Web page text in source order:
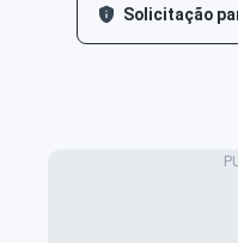
Solicitação